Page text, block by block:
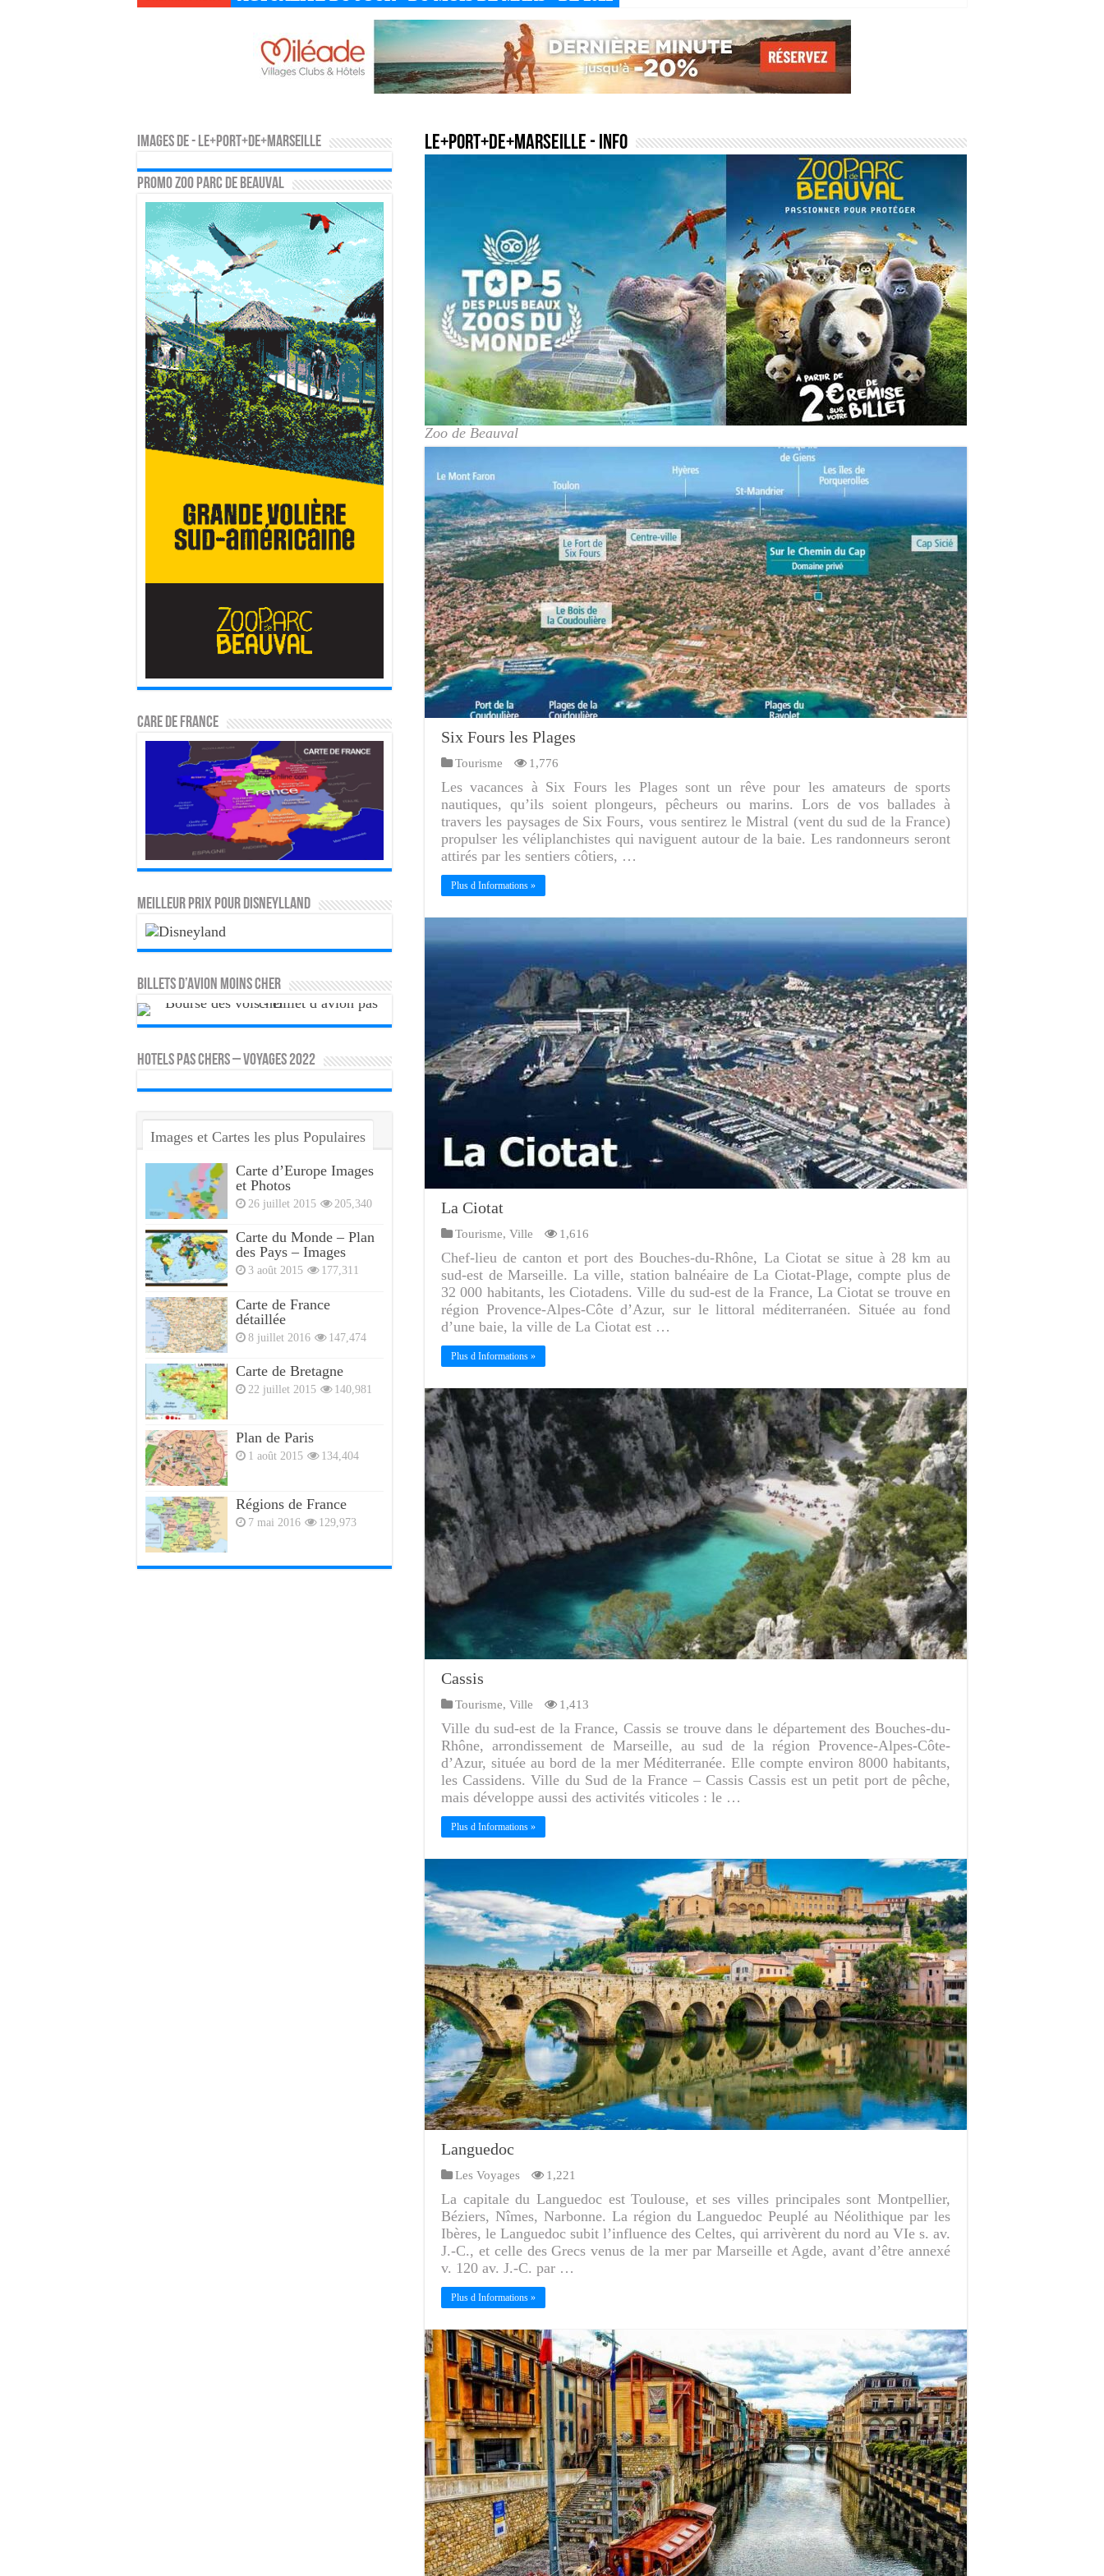
le+port+de+marseille - Info
Zoo de Beauval
Six Fours les Plages
Tourisme 1,776
Les vacances à Six Fours les Plages sont un rêve pour les amateurs de sports
nautiques, qu’ils soient plongeurs, pêcheurs ou marins. Lors de vos ballades à
travers les paysages de Six Fours, vous sentirez le Mistral (vent du sud de la France)
propulser les véliplanchistes qui naviguent autour de la baie. Les randonneurs seront
attirés par les sentiers côtiers, …
Plus d Informations »
La Ciotat
Tourisme, Ville 1,616
Chef-lieu de canton et port des Bouches-du-Rhône, La Ciotat se situe à 28 km au
sud-est de Marseille. La ville, station balnéaire de La Ciotat-Plage, compte plus de
32 000 habitants, les Ciotadens. Ville du sud-est de la France, La Ciotat se trouve en
région Provence-Alpes-Côte d’Azur, sur le littoral méditerranéen. Située au fond
d’une baie, la ville de La Ciotat est …
Plus d Informations »
Cassis
Tourisme, Ville 1,413
Ville du sud-est de la France, Cassis se trouve dans le département des Bouches-du-
Rhône, arrondissement de Marseille, au sud de la région Provence-Alpes-Côte-
d’Azur, située au bord de la mer Méditerranée. Elle compte environ 8000 habitants,
les Cassidens. Ville du Sud de la France – Cassis Cassis est un petit port de pêche,
mais développe aussi des activités viticoles : le …
Plus d Informations »
Languedoc
Les Voyages 1,221
La capitale du Languedoc est Toulouse, et ses villes principales sont Montpellier,
Béziers, Nîmes, Narbonne. La région du Languedoc Peuplé au Néolithique par les
Ibères, le Languedoc subit l’influence des Celtes, qui arrivèrent du nord au VIe s. av.
J.-C., et celle des Grecs venus de la mer par Marseille et Agde, avant d’être annexé
v. 120 av. J.-C. par …
Plus d Informations »
Images de - le+port+de+marseille
PROMO ZOO PARC DE BEAUVAL
CARE DE FRANCE
MEILLEUR PRIX POUR DISNEYLLAND
Billets d’avion moins cher
HOTELS PAS CHERS – VOYAGES 2022
Images et Cartes les plus Populaires
Carte d’Europe Images
et Photos
26 juillet 2015 205,340
Carte du Monde – Plan
des Pays – Images
3 août 2015 177,311
Carte de France
détaillée
8 juillet 2016 147,474
Carte de Bretagne
22 juillet 2015 140,981
Plan de Paris
1 août 2015 134,404
Régions de France
7 mai 2016 129,973